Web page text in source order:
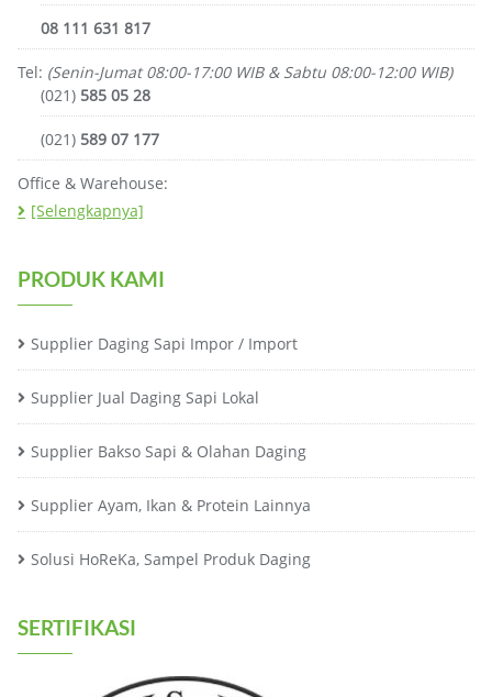
08 111 631 817
Tel: (Senin-Jumat 08:00-17:00 WIB & Sabtu 08:00-12:00 WIB)
(021) 585 05 28
(021) 589 07 177
Office & Warehouse:
[Selengkapnya]
PRODUK KAMI
Supplier Daging Sapi Impor / Import
Supplier Jual Daging Sapi Lokal
Supplier Bakso Sapi & Olahan Daging
Supplier Ayam, Ikan & Protein Lainnya
Solusi HoReKa, Sampel Produk Daging
SERTIFIKASI